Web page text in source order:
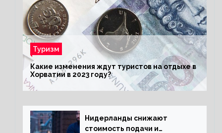
Туризм
Какие изменения ждут туристов на отдыхе в
Хорватии в 2023 году?
Нидерланды снижают
стоимость подачи и